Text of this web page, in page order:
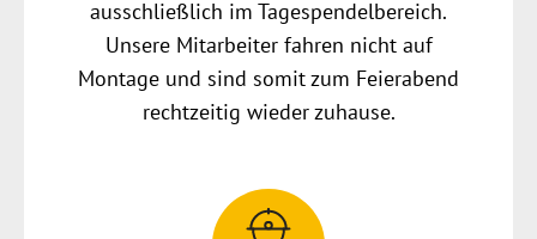
ausschließlich im Tagespendelbereich.
Unsere Mitarbeiter fahren nicht auf
Montage und sind somit zum Feierabend
rechtzeitig wieder zuhause.